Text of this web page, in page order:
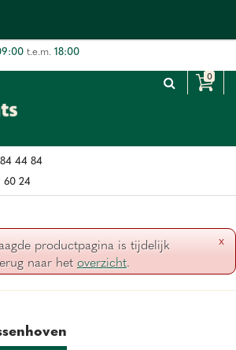
t.e.m. 18:00
44 84
60 24
x
productpagina is tijdelijk
naar het overzicht.